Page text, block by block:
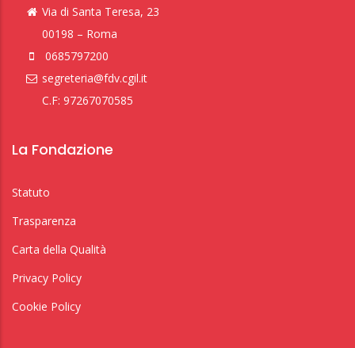
Via di Santa Teresa, 23
00198 – Roma
0685797200
segreteria@fdv.cgil.it
C.F: 97267070585
La Fondazione
Statuto
Trasparenza
Carta della Qualità
Privacy Policy
Cookie Policy